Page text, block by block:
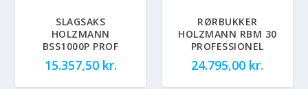
SLAGSAKS
HOLZMANN
BSS1000P PROF
15.357,50 kr.
RØRBUKKER
HOLZMANN RBM 30
PROFESSIONEL
24.795,00 kr.